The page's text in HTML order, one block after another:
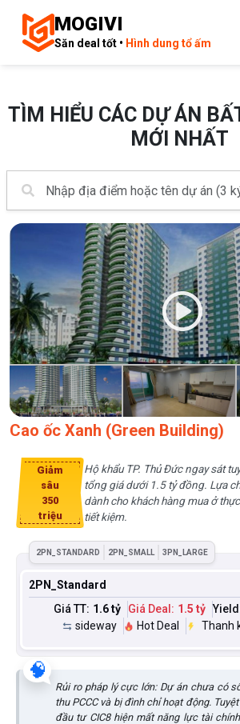
MOGIVI
Săn deal tốt • Hình dung tổ ấm
TÌM HIỂU CÁC DỰ ÁN
MỚI NHẤT
Cao ốc Xanh (Green Building)
Giảm
sâu
350
triệu
Hộ khẩu TP. Thủ Đức ngay sát
tổng giá dưới 1.5 tỷ đồng. Lựa
dành cho khách hàng mua ở
tiết kiệm.
2PN_STANDARD 2PN_SMALL 3PN_LARGE
2PN_Standard
Giá TT: 1.6 tỷ Giá Deal: 1.5 tỷ
sideway
Hot Deal Thanh
🧠
Rủi ro pháp lý cực lớn: Dự án chưa có
thu PCCC và bị đình chỉ hoạt động.
đầu tư CIC8 hiện mất năng lực tài